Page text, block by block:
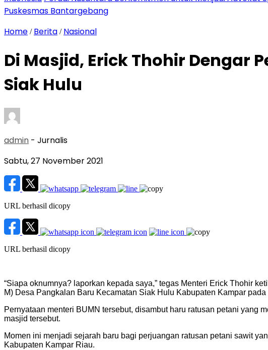
Puskesmas Bantargebang
Home / Berita / Nasional
Di Masjid, Erick Thohir Dengar
Siak Hulu
admin - Jurnalis
Sabtu, 27 November 2021
URL berhasil dicopy
URL berhasil dicopy
“Siapa oknumnya? laporkan kepada saya,” tegas Menteri Erick Thohir
M) Desa Pangkalan Baru Kecamatan Siak Hulu Kabupaten Kampar
Pernyataan menteri BUMN tersebut, disambut haru ratusan petani yang
masjid tersebut.
Momen ini menjadi sejarah baru bagi perjuangan ratusan petani sawit
Kabupaten Kampar Riau.